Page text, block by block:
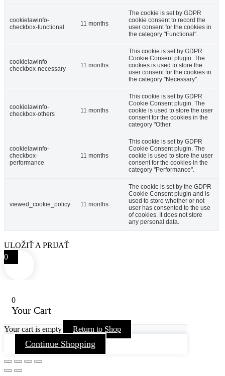
cookielawinfo-
checkbox-functional
11 months
The cookie is set by GDPR
cookie consent to record the
user consent for the cookies in
the category "Functional".
cookielawinfo-
checkbox-necessary
11 months
This cookie is set by GDPR
Cookie Consent plugin. The
cookies is used to store the
user consent for the cookies in
the category "Necessary".
cookielawinfo-
checkbox-others
11 months
This cookie is set by GDPR
Cookie Consent plugin. The
cookie is used to store the user
consent for the cookies in the
category "Other.
cookielawinfo-
checkbox-
performance
11 months
This cookie is set by GDPR
Cookie Consent plugin. The
cookie is used to store the user
consent for the cookies in the
category "Performance".
viewed_cookie_policy 11 months
The cookie is set by the GDPR
Cookie Consent plugin and is
used to store whether or not
user has consented to the use
of cookies. It does not store
any personal data.
ULOŽIŤ A PRIJAŤ
0
0
Your Cart
Your cart is empty Return to Shop
Continue Shopping